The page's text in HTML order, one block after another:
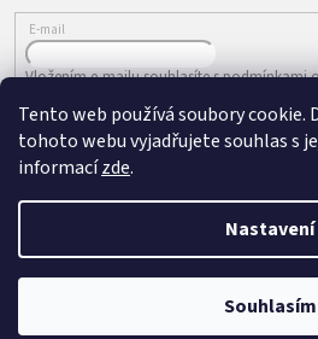
Tento web používá soubory cookie.
tohoto webu vyjadřujete souhlas s
informacízde.
Nastavení
Souhlasím
E-mail
Vložením e-mailu souhlasíte spodmínkami
PŘIHLÁSIT SE
vyhrazena.